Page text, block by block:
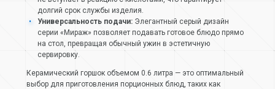
долгий срок службы изделия.
Универсальность подачи: Элегантный серый дизайн
серии «Мираж» позволяет подавать готовое блюдо прямо
на стол, превращая обычный ужин в эстетичную
сервировку.
Керамический горшок объемом 0.6 литра — это оптимальный
выбор для приготовления порционных блюд, таких как